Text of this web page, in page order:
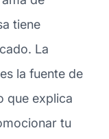
tiene
La
la fuente de
que explica
tu